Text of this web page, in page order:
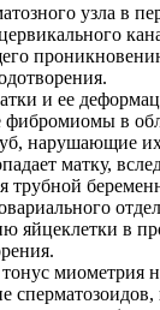
узла в
и ее
фибромиомы в
нарушающие
матку,
трубной
яйцеклетки в
миометрия